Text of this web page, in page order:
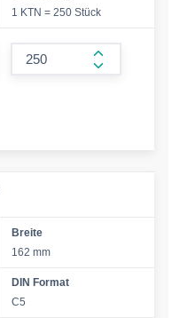
1 KTN = 250 Stück
form.increase-
Breite
162 mm
DIN Format
C5